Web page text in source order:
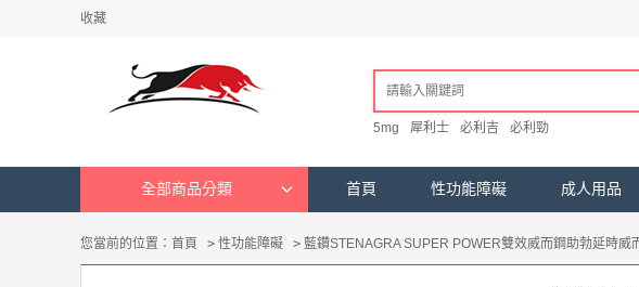
收藏
5mg 犀利士 必利吉 必利勁
全部商品分類 首頁 性功能障礙 成人用品
您當前的位置： 首頁 > 性功能障礙 > 藍鑽STENAGRA SUPER POWER雙效威而鋼助勃延時威